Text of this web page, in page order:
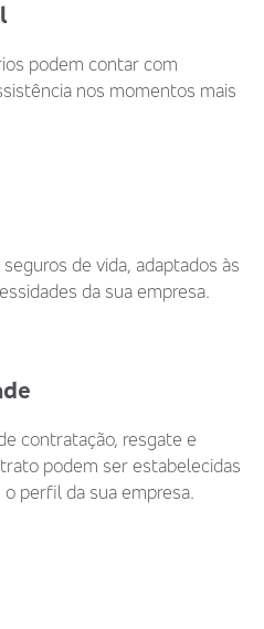
podem contar com
nos momentos mais
de vida, adaptados às
da sua empresa.
contratação, resgate e
podem ser estabelecidas
perfil da sua empresa.